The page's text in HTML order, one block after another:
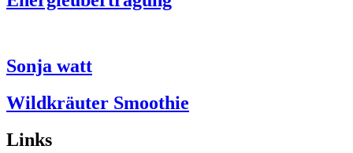
Sonja watt
Wildkräuter Smoothie
Links